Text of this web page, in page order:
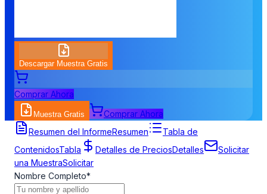
Descargar Muestra Gratis
Comprar Ahora
Muestra Gratis Comprar Ahora
Formulario de Solicitud de Muestra
Resumen del InformeResumen
Tabla de
ContenidosTabla Detalles de PreciosDetalles
Solicitar
una MuestraSolicitar
Nombre Completo*